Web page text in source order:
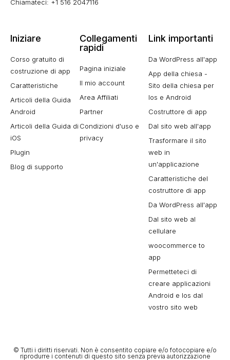
Chiamateci: +1 516 2047116
Iniziare
Corso gratuito di
costruzione di app
Caratteristiche
Articoli della Guida
Android
Articoli della Guida di
iOS
Plugin
Blog di supporto
Collegamenti
rapidi
Pagina iniziale
Il mio account
Area Affiliati
Partner
Condizioni d'uso e
privacy
Link importanti
Da WordPress all'app
App della chiesa -
Sito della chiesa per
Ios e Android
Costruttore di app
Dal sito web all'app
Trasformare il sito
web in
un'applicazione
Caratteristiche del
costruttore di app
Da WordPress all'app
Dal sito web al
cellulare
woocommerce to
app
Permetteteci di
creare applicazioni
Android e Ios dal
vostro sito web
© Tutti i diritti riservati. Non è consentito copiare e/o fotocopiare e/o
riprodurre i contenuti di questo sito senza previa autorizzazione